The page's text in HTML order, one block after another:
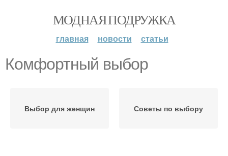
МОДНАЯ ПОДРУЖКА
главная новости статьи
Комфортный выбор
Выбор для женщин Советы по выбору